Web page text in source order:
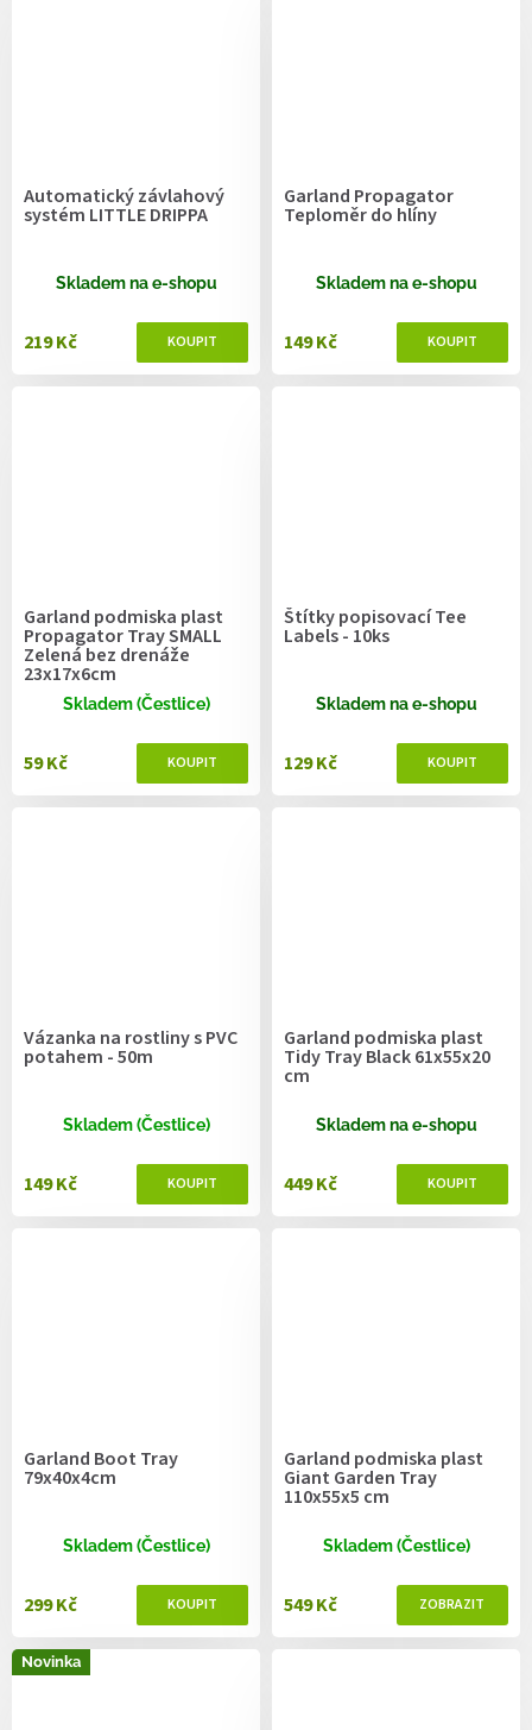
Automatický závlahový
systém LITTLE DRIPPA
Skladem na e-shopu
219 Kč
Garland Propagator
Teploměr do hlíny
Skladem na e-shopu
149 Kč
Garland podmiska plast
Propagator Tray SMALL
Zelená bez drenáže
23x17x6cm
Skladem (Čestlice)
59 Kč
Štítky popisovací Tee
Labels - 10ks
Skladem na e-shopu
129 Kč
Vázanka na rostliny s PVC
potahem - 50m
Skladem (Čestlice)
149 Kč
Garland podmiska plast
Tidy Tray Black 61x55x20
cm
Skladem na e-shopu
449 Kč
Garland Boot Tray
79x40x4cm
Skladem (Čestlice)
299 Kč
Garland podmiska plast
Giant Garden Tray
110x55x5 cm
Skladem (Čestlice)
549 Kč
Novinka